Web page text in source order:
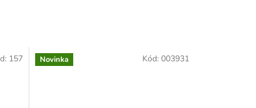
157 Novinka Kód: 003931